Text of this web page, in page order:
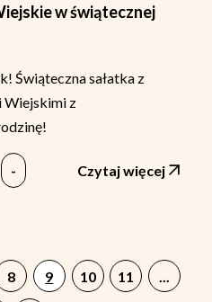
w świątecznej
Świąteczna sałatka z
Wiejskimi z
- Czytaj więcej
8 9 10 11